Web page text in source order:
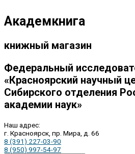
Академкнига
книжный магазин
Федеральный
«Красноярский научный
Сибирского отделения
академии наук»
Наш адрес:
г. Красноярск, пр. Мира, д. 66
8 (391) 227-03-90
8 (950) 997-54-97